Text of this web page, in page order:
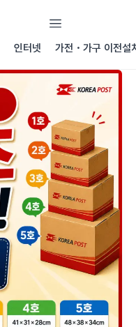
인터넷 가전・가구 이전설